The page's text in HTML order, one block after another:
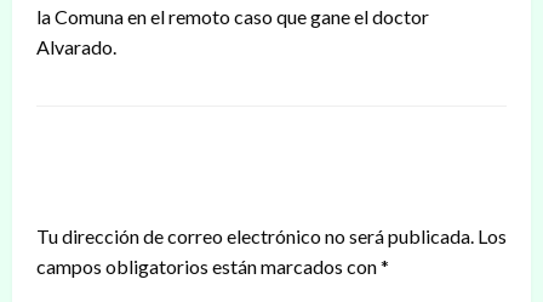
la Comuna en el remoto caso que gane el doctor
Alvarado.
Tu dirección de correo electrónico no será publicada. Los
campos obligatorios están marcados con*